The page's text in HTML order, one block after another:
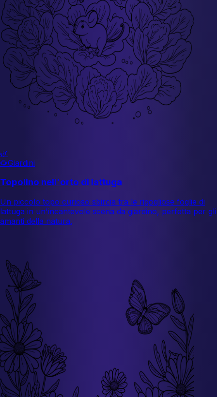
🌿
🌻Giardini
Topolino nell'orto di lattuga
Un piccolo topo curioso sbircia tra le rigogliose foglie di
lattuga in un'incantevole scena da giardino, perfetta per gli
amanti della natura.